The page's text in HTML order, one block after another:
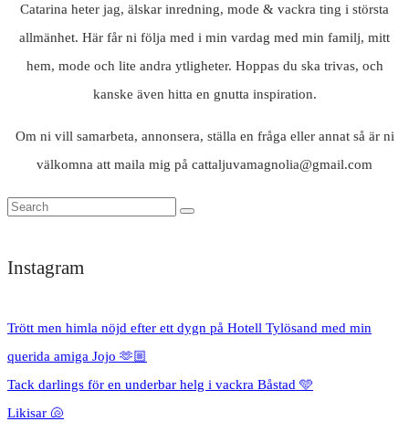
Catarina heter jag, älskar inredning, mode & vackra ting i största
allmänhet. Här får ni följa med i min vardag med min familj, mitt
hem, mode och lite andra ytligheter. Hoppas du ska trivas, och
kanske även hitta en gnutta inspiration.
Om ni vill samarbeta, annonsera, ställa en fråga eller annat så är ni
välkomna att maila mig på cattaljuvamagnolia@gmail.com
Instagram
Trött men himla nöjd efter ett dygn på Hotell Tylösand med min
querida amiga Jojo 🫶🏼
Tack darlings för en underbar helg i vackra Båstad 🩵
Likisar 🐚